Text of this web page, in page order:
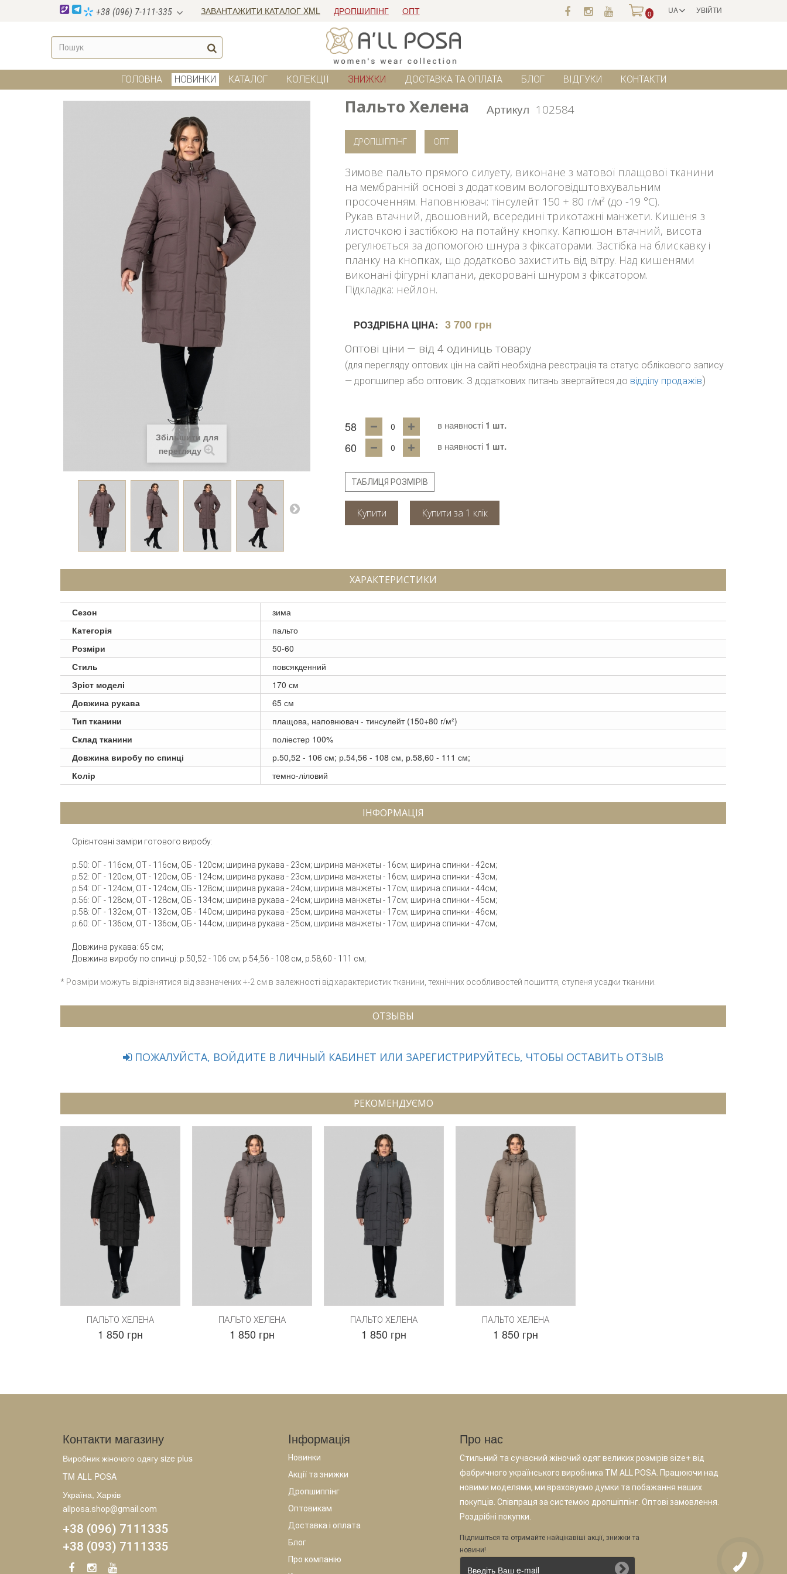
УВІЙТИ
UA
+38 (096) 7-111-335 ЗАВАНТАЖИТИ КАТАЛОГ XML ДРОПШИПІНГ ОПТ 0
ГОЛОВНА НОВИНКИ КАТАЛОГ КОЛЕКЦІЇ ЗНИЖКИ ДОСТАВКА ТА ОПЛАТА БЛОГ ВІДГУКИ КОНТАКТИ
Збільшити для
перегляду
Пальто Хелена Артикул 102584
ДРОПШІППІНГ ОПТ
Зимове пальто прямого силуету, виконане з матової плащової тканини
на мембранній основі з додатковим вологовідштовхувальним
просоченням. Наповнювач: тінсулейт 150 + 80 г/м² (до -19 °C).
Рукав втачний, двошовний, всередині трикотажні манжети. Кишеня з
листочкою і застібкою на потайну кнопку. Капюшон втачний, висота
регулюється за допомогою шнура з фіксаторами. Застібка на блискавку і
планку на кнопках, що додатково захистить від вітру. Над кишенями
виконані фігурні клапани, декоровані шнуром з фіксатором.
Підкладка: нейлон.
РОЗДРІБНА ЦІНА: 3 700 грн
Оптові ціни — від 4 одиниць товару
(для перегляду оптових цін на сайті необхідна реєстрація та статус облікового запису
— дропшипер або оптовик. З додаткових питань звертайтеся до відділу продажів)
58 в наявності 1 шт.
60 в наявності 1 шт.
ТАБЛИЦЯ РОЗМІРІВ
Купити
ХАРАКТЕРИСТИКИ
Сезон
зима
Категорія
пальто
Розміри
50-60
Стиль
повсякденний
Зріст моделі
170 см
Довжина рукава
65 см
Тип тканини
плащова, наповнювач - тинсулейт (150+80 г/м²)
Склад тканини
поліестер 100%
Довжина виробу по спинці
р.50,52 - 106 см; р.54,56 - 108 см, р.58,60 - 111 см;
Колір
темно-ліловий
ІНФОРМАЦІЯ
Орієнтовні заміри готового виробу:
р.50: ОГ - 116см, ОТ - 116см, ОБ - 120см; ширина рукава - 23см; ширина манжеты - 16см; ширина спинки - 42см;
р.52: ОГ - 120см, ОТ - 120см, ОБ - 124см; ширина рукава - 23см; ширина манжеты - 16см; ширина спинки - 43см;
р.54: ОГ - 124см, ОТ - 124см, ОБ - 128см; ширина рукава - 24см; ширина манжеты - 17см; ширина спинки - 44см;
р.56: ОГ - 128см, ОТ - 128см, ОБ - 134см; ширина рукава - 24см; ширина манжеты - 17см; ширина спинки - 45см;
р.58: ОГ - 132см, ОТ - 132см, ОБ - 140см; ширина рукава - 25см; ширина манжеты - 17см; ширина спинки - 46см;
р.60: ОГ - 136см, ОТ - 136см, ОБ - 144см; ширина рукава - 25см; ширина манжеты - 17см; ширина спинки - 47см;
Довжина рукава: 65 см;
Довжина виробу по спинці: р.50,52 - 106 см; р.54,56 - 108 см, р.58,60 - 111 см;
* Розміри можуть відрізнятися від зазначених +-2 см в залежності від характеристик тканини, технічних особливостей пошиття, ступеня усадки тканини.
ОТЗЫВЫ
ПОЖАЛУЙСТА, ВОЙДИТЕ В ЛИЧНЫЙ КАБИНЕТ ИЛИ ЗАРЕГИСТРИРУЙТЕСЬ, ЧТОБЫ ОСТАВИТЬ ОТЗЫВ
РЕКОМЕНДУЄМО
ПАЛЬТО ХЕЛЕНА
1 850 грн
ПАЛЬТО ХЕЛЕНА
1 850 грн
ПАЛЬТО ХЕЛЕНА
1 850 грн
ПАЛЬТО ХЕЛЕНА
1 850 грн
Контакти магазину
Виробник жіночого одягу size plus
TM ALL POSA
Україна, Харків
allposa.shop@gmail.com
+38 (096) 7111335
+38 (093) 7111335
Iнформація
Новинки
Акції та знижки
Дропшиппінг
Оптовикам
Доставка і оплата
Блог
Про компанію
Про нас
Стильний та сучасний жіночий одяг великих розмірів size+ від
фабричного українського виробника TM ALL POSA. Працюючи над
новими моделями, ми враховуємо думки та побажання наших
покупців. Співпраця за системою дропшіппінг. Оптові замовлення.
Роздрібні покупки.
Підпишіться та отримайте найцікавіші акції, знижки та
новини!